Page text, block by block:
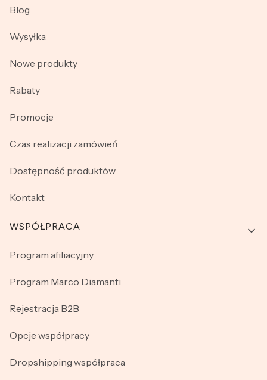
Blog
Wysyłka
Nowe produkty
Rabaty
Promocje
Czas realizacji zamówień
Dostępność produktów
Kontakt
WSPÓŁPRACA
Program afiliacyjny
Program Marco Diamanti
Rejestracja B2B
Opcje współpracy
Dropshipping współpraca